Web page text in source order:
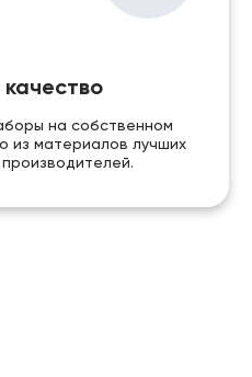
на собственном
из материалов лучших